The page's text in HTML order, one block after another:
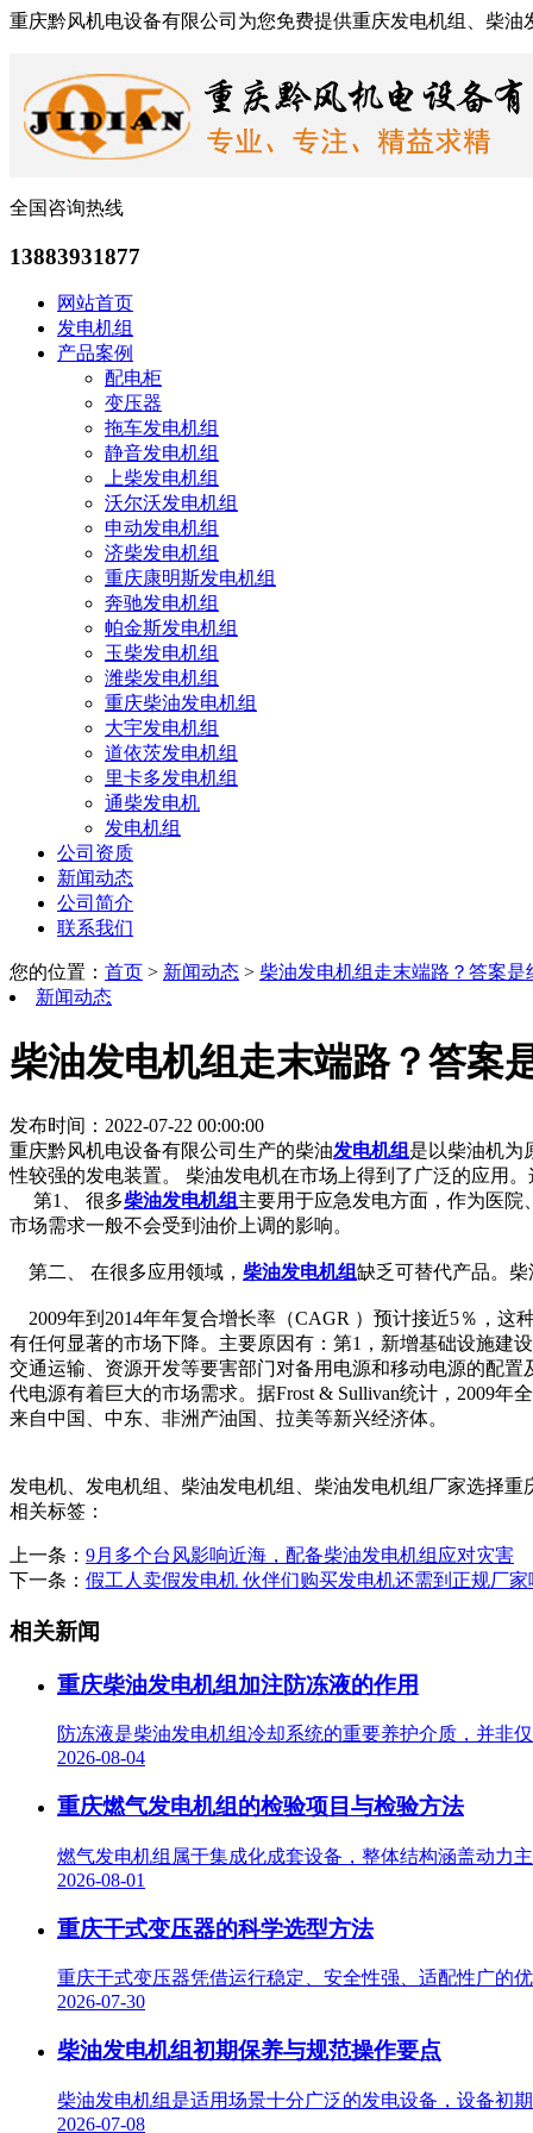
重庆黔风机电设备有限公司为您免费提供重庆发电机组、柴
全国咨询热线
13883931877
网站首页
发电机组
产品案例
配电柜
变压器
拖车发电机组
静音发电机组
上柴发电机组
沃尔沃发电机组
申动发电机组
济柴发电机组
重庆康明斯发电机组
奔驰发电机组
帕金斯发电机组
玉柴发电机组
潍柴发电机组
重庆柴油发电机组
大宇发电机组
道依茨发电机组
里卡多发电机组
通柴发电机
发电机组
公司资质
新闻动态
公司简介
联系我们
您的位置： 首页 > 新闻动态 > 柴油发电机组走末端路？答案
新闻动态
柴油发电机组走末端路？答案
发布时间：2022-07-22 00:00:00
重庆黔风机电设备有限公司生产的柴油发电机组 是以柴油机为
性较强的发电装置。 柴油发电机在市场上得到了广泛的应用
第1、 很多柴油发电机组 主要用于应急发电方面，作为医
市场需求一般不会受到油价上调的影响。
第二、 在很多应用领域， 柴油发电机组缺乏可替代产品。
2009年到2014年年复合增长率（CAGR ）预计接近5％，这
有任何显著的市场下降。主要原因有：第1，新增基础设施建
交通运输、资源开发等要害部门对备用电源和移动电源的配
代电源有着巨大的市场需求。据Frost & Sullivan统计，2009
来自中国、中东、非洲产油国、拉美等新兴经济体。
发电机、发电机组、柴油发电机组、柴油发电机组厂家选择重
相关标签：
上一条： 9月多个台风影响近海，配备柴油发电机组应对灾害
下一条： 假工人卖假发电机 伙伴们购买发电机还需到正规厂家
相关新闻
重庆柴油发电机组加注防冻液的作用
防冻液是柴油发电机组冷却系统的重要养护介质，并非
2026-08-04
重庆燃气发电机组的检验项目与检验方法
燃气发电机组属于集成化成套设备，整体结构涵盖动力
2026-08-01
重庆干式变压器的科学选型方法
重庆干式变压器凭借运行稳定、安全性强、适配性广的
2026-07-30
柴油发电机组初期保养与规范操作要点
柴油发电机组是适用场景十分广泛的发电设备，设备初
2026-07-08